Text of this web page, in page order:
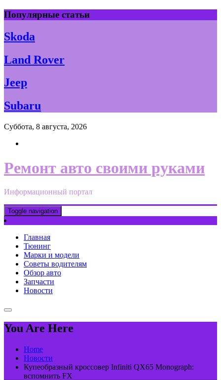
Skip
to
content
Популярные статьи
Skoda
Land Rover
Jeep
Subaru
Суббота, 8 августа, 2026
Ремонт авто своими руками
Информационный портал
Toggle navigation
Главная
Тюнинг
Марки и модели
Советы водителям
Обзор авто
Запчасти
Новости
You Are Here
Home
Новости
Купеобразный кроссовер Infiniti QX65 Monograph:
вспомнить FX